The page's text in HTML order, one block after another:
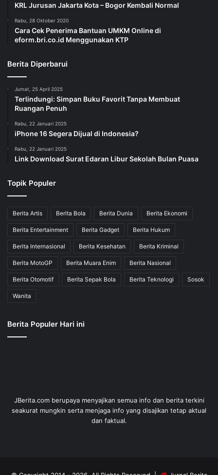
KRL Jurusan Jakarta Kota – Bogor Kembali Normal
Rabu, 28 Oktober 2020
Cara Cek Penerima Bantuan UMKM Online di
eform.bri.co.id Menggunakan KTP
Berita Diperbarui
Jumat, 25 April 2025
Terlindungi: Simpan Buku Favorit Tanpa Membuat
Ruangan Penuh
Rabu, 22 Januari 2025
iPhone 16 Segera Dijual di Indonesia?
Rabu, 22 Januari 2025
Link Download Surat Edaran Libur Sekolah Bulan Puasa
Topik Populer
Berita Artis Berita Bola Berita Dunia Berita Ekonomi
Berita Entertainment Berita Gadget Berita Hukum
Berita Internasional Berita Kesehatan Berita Kriminal
Berita MotoGP Berita Muara Enim Berita Nasional
Berita Otomotif Berita Sepak Bola Berita Teknologi Sosok
Wanita
Berita Populer Hari ini
JBerita.com berupaya menyajikan semua info dan berita terkini
seakurat mungkin serta menjaga info yang disajikan tetap aktual
dan faktual.